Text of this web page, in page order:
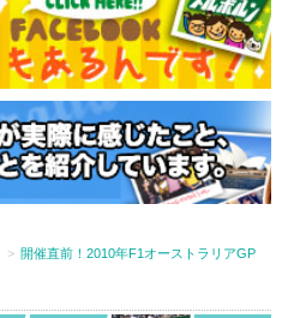
開催直前！2010年F1オーストラリアGP